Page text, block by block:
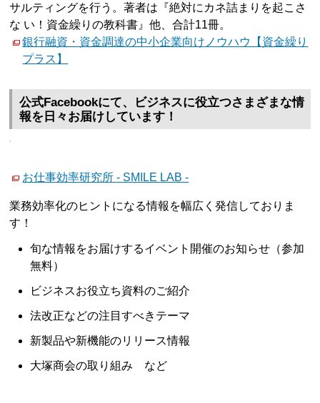
サルティングを行う。著者は『絶対にカネ詰まりを起こさ
な い！資金繰りの教科書』他、合計11冊。
銀行融資・資金調達の中小企業向けノウハウ【資金繰り
プラス】
公式Facebookにて、ビジネスに役立つさまざまな情
報を日々お届けしています！
お仕事効率研究所 - SMILE LAB -
業務効率化のヒントになる情報を幅広く発信しておりま
す！
旬な情報をお届けするイベント開催のお知らせ（参加
無料）
ビジネスお役立ち資料のご紹介
法改正などの注目すべきテーマ
新製品や新機能のリリース情報
大塚商会の取り組み など